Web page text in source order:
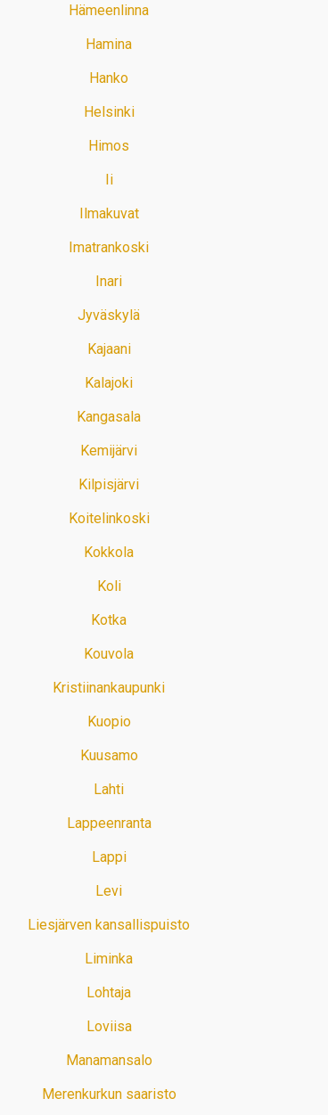
Hämeenlinna
Hamina
Hanko
Helsinki
Himos
Ii
Ilmakuvat
Imatrankoski
Inari
Jyväskylä
Kajaani
Kalajoki
Kangasala
Kemijärvi
Kilpisjärvi
Koitelinkoski
Kokkola
Koli
Kotka
Kouvola
Kristiinankaupunki
Kuopio
Kuusamo
Lahti
Lappeenranta
Lappi
Levi
Liesjärven kansallispuisto
Liminka
Lohtaja
Loviisa
Manamansalo
Merenkurkun saaristo